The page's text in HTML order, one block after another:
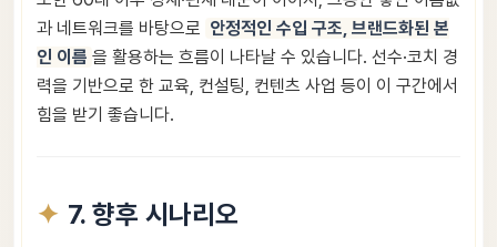
과 네트워크를 바탕으로 안정적인 수입 구조, 브랜드화된 본
인 이름 을 활용하는 흐름이 나타날 수 있습니다. 선수·코치 경
력을 기반으로 한 교육, 컨설팅, 컨텐츠 사업 등이 이 구간에서
힘을 받기 좋습니다.
7. 향후 시나리오